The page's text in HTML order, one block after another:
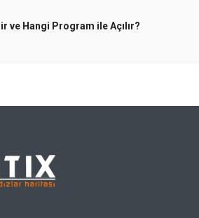
ve Hangi Program ile Açılır?